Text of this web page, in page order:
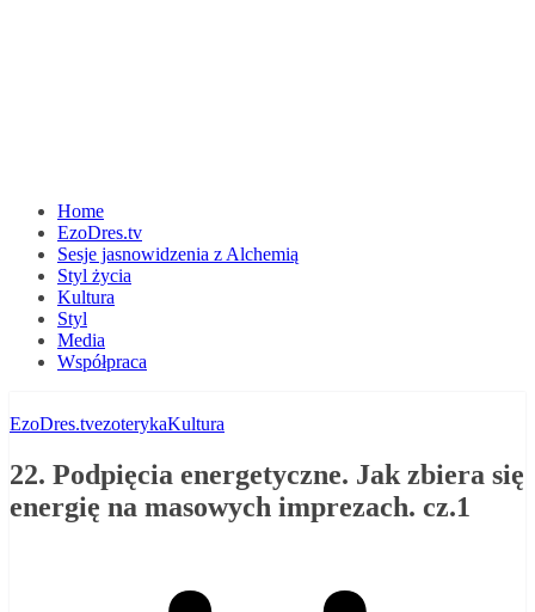
Home
EzoDres.tv
Sesje jasnowidzenia z Alchemią
Styl życia
Kultura
Styl
Media
Współpraca
EzoDres.tvezoterykaKultura
22. Podpięcia energetyczne. Jak zbiera się
energię na masowych imprezach. cz.1